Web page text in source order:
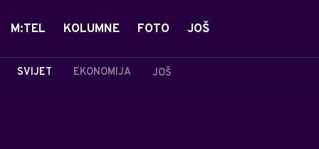
SVIJET EKONOMIJA JOŠ
M:TEL KOLUMNE FOTO JOŠ